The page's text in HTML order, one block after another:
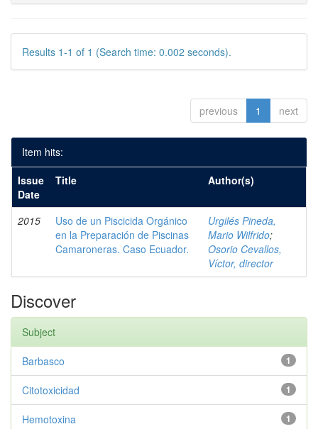
Results 1-1 of 1 (Search time: 0.002 seconds).
previous 1 next
Item hits:
Issue
Date
Title Author(s)
2015
Uso de un Piscicida Orgánico
en la Preparación de Piscinas
Camaroneras. Caso Ecuador.
Urgilés Pineda,
Mario Wilfrido;
Osorio Cevallos,
Víctor, director
Discover
Subject
1
Barbasco
1
Citotoxicidad
1
Hemotoxina